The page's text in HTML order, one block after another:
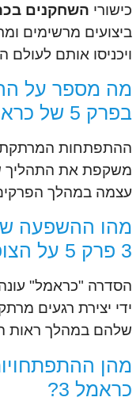
כישורי השחקנים בכראמל
ביצועים מרשימים
ויכניסו אותם לעולם
מה מספר על
בפרק 5 של כראמל 3 פרק 5?
משקפת את התהליך
עצמה במהלך
מהו ההשפעה
3 פרק 5 על הצופים?
ידי יצירת רגעים
שלהם במהלך ראות
כראמל 3?